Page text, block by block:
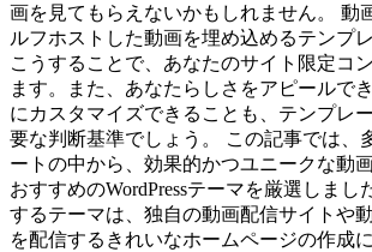
画を見てもらえないかもしれません。 動
ルフホストした動画を埋め込めるテンプ
こうすることで、あなたのサイト限定コ
ます。また、あなたらしさをアピールで
にカスタマイズできることも、テンプレ
要な判断基準でしょう。 この記事では、
ートの中から、効果的かつユニークな動
おすすめのWordPressテーマを厳選しまし
するテーマは、独自の動画配信サイトや
を配信するきれいなホームページの作成